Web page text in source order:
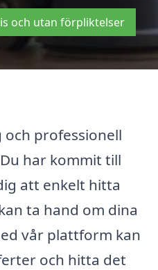
och utan förpliktelser
professionell
har kommit till
att enkelt hitta
ta hand om dina
vår plattform kan
och hitta det